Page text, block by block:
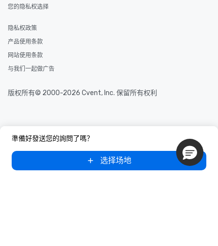
準備好發送您的詢問了嗎？
选择场地
您的隐私权选择
隐私权政策
产品使用条款
网站使用条款
与我们一起做广告
版权所有© 2000-2026 Cvent, Inc. 保留所有权利